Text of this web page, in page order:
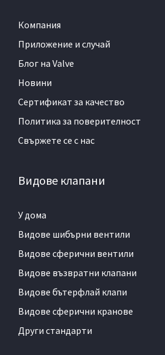
Компания
Приложение и случай
Блог на Valve
Новини
Сертификат за качество
Политика за поверителност
Свържете се с нас
Видове клапани
У дома
Видове шибърни вентили
Видове сферични вентили
Видове възвратни клапани
Видове бътерфлай клапи
Видове сферични кранове
Други стандарти